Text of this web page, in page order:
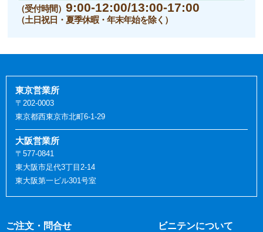
（受付時間）9:00-12:00/13:00-17:00
（土日祝日・夏季休暇・年末年始を除く）
ご注文・問合せ ビニテンについて
東京営業所
〒202-0003
東京都西東京市北町6-1-29
大阪営業所
〒577-0841
東大阪市足代3丁目2-14
東大阪第一ビル301号室